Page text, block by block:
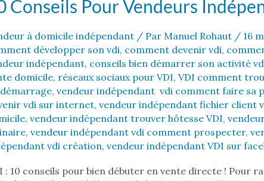
Conseils Pour Vendeurs
à domicile indépendant/ Par Manuel Rohaut / 16
développer son vdi, comment devenir vdi,
indépendant, conseils bien démarrer son activité
domicile, réseaux sociaux pour VDI, VDI comment
, vendeur indépendant vdi comment faire sa
vdi sur internet, vendeur indépendant fichier client
, vendeur indépendant trouver hôtesse VDI,
, vendeur indépendant vdi comment prospecter,
vdi création, vendeur indépendant VDI sur
: 10 conseils pour bien débuter en vente directe ! Pour